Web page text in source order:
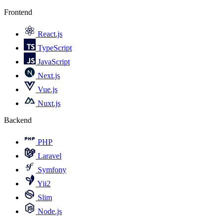
Frontend
React.js
TypeScript
JavaScript
Next.js
Vue.js
Nuxt.js
Backend
PHP
Laravel
Symfony
Yii2
Slim
Node.js